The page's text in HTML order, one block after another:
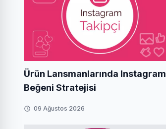
Ürün Lansmanlarında Instagram
Beğeni Stratejisi
09 Ağustos 2026